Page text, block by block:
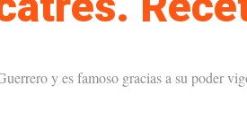
y es famoso gracias a su poder